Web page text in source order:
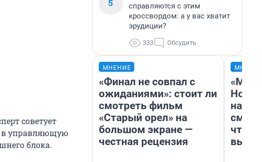
советует
в управляющую
блока.
5
справляются с этим
кроссвордом: а у вас хватит
эрудиции?
333 Обсудить
МНЕНИЕ
«Финал не совпал с
ожиданиями»: стоит ли
смотреть фильм
«Старый орел» на
большом экране —
честная рецензия
«Мы